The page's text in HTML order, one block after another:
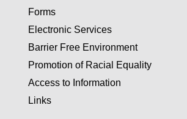
Forms
Electronic Services
Barrier Free Environment
Promotion of Racial Equality
Access to Information
Links